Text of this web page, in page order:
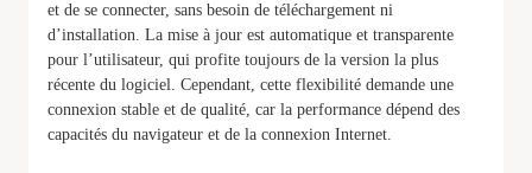
et de se connecter, sans besoin de téléchargement ni
d’installation. La mise à jour est automatique et transparente
pour l’utilisateur, qui profite toujours de la version la plus
récente du logiciel. Cependant, cette flexibilité demande une
connexion stable et de qualité, car la performance dépend des
capacités du navigateur et de la connexion Internet.